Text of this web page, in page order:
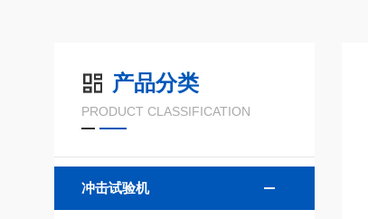
产品分类
PRODUCT CLASSIFICATION
冲击试验机